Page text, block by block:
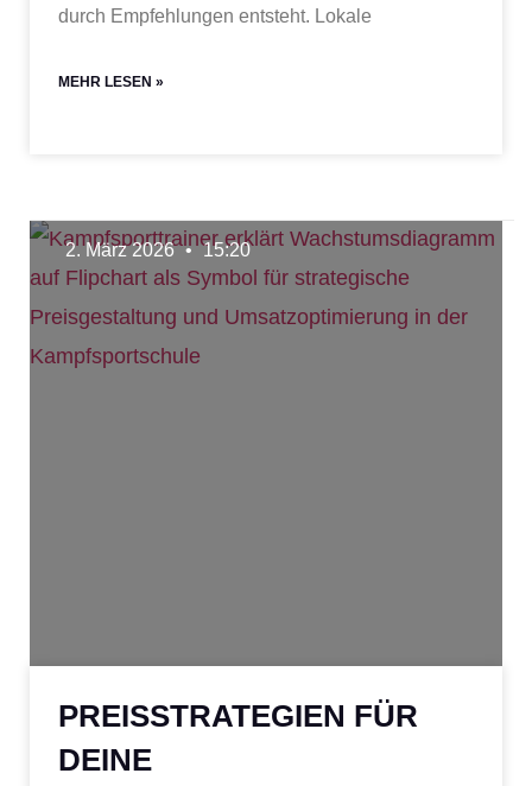
durch Empfehlungen entsteht. Lokale
MEHR LESEN »
PREISSTRATEGIEN FÜR
DEINE
2. März 2026 15:20